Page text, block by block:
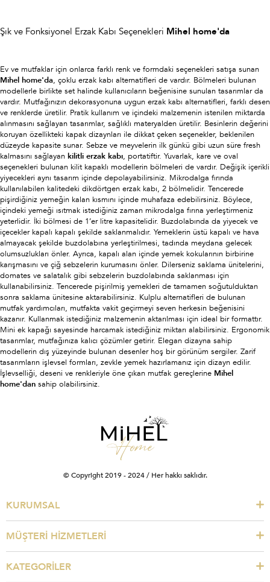
Şık ve Fonksiyonel Erzak Kabı Seçenekleri Mihel home'da
Ev ve mutfaklar için onlarca farklı renk ve formdaki seçenekleri satışa sunan
Mihel home'da, çoklu erzak kabı alternatifleri de vardır. Bölmeleri bulunan
modellerle birlikte set halinde kullanıcıların beğenisine sunulan tasarımlar da
vardır. Mutfağınızın dekorasyonuna uygun erzak kabı alternatifleri, farklı desen
ve renklerde üretilir. Pratik kullanım ve içindeki malzemenin istenilen miktarda
alınmasını sağlayan tasarımlar, sağlıklı materyalden üretilir. Besinlerin değerini
koruyan özellikteki kapak dizaynları ile dikkat çeken seçenekler, beklenilen
düzeyde kapasite sunar. Sebze ve meyvelerin ilk günkü gibi uzun süre fresh
kalmasını sağlayan kilitli erzak kabı, portatiftir. Yuvarlak, kare ve oval
seçenekleri bulunan kilit kapaklı modellerin bölmeleri de vardır. Değişik içerikli
yiyecekleri aynı tasarım içinde depolayabilirsiniz. Mikrodalga fırında
kullanılabilen kalitedeki dikdörtgen erzak kabı, 2 bölmelidir. Tencerede
pişirdiğiniz yemeğin kalan kısmını içinde muhafaza edebilirsiniz. Böylece,
içindeki yemeği ısıtmak istediğiniz zaman mikrodalga fırına yerleştirmeniz
yeterlidir. İki bölmesi de 1’er litre kapasitelidir. Buzdolabında da yiyecek ve
içecekler kapalı kapalı şekilde saklanmalıdır. Yemeklerin üstü kapalı ve hava
almayacak şekilde buzdolabına yerleştirilmesi, tadında meydana gelecek
olumsuzlukları önler. Ayrıca, kapalı alan içinde yemek kokularının birbirine
karışmasını ve çiğ sebzelerin kurumasını önler. Dilerseniz saklama ünitelerini,
domates ve salatalık gibi sebzelerin buzdolabında saklanması için
kullanabilirsiniz. Tencerede pişirilmiş yemekleri de tamamen soğutulduktan
sonra saklama ünitesine aktarabilirsiniz. Kulplu alternatifleri de bulunan
mutfak yardımcıları, mutfakta vakit geçirmeyi seven herkesin beğenisini
kazanır. Kullanmak istediğiniz malzemenin aktarılması için ideal bir formattır.
Mini ek kapağı sayesinde harcamak istediğiniz miktarı alabilirsiniz. Ergonomik
tasarımlar, mutfağınıza kalıcı çözümler getirir. Elegan dizayna sahip
modellerin dış yüzeyinde bulunan desenler hoş bir görünüm sergiler. Zarif
tasarımların işlevsel formları, zevkle yemek hazırlamanız için dizayn edilir.
İşlevselliği, deseni ve renkleriyle öne çıkan mutfak gereçlerine Mihel
home'dan sahip olabilirsiniz.
© Copyright 2019 - 2024 / Her hakkı saklıdır.
KURUMSAL
MÜŞTERİ HİZMETLERİ
KATEGORİLER